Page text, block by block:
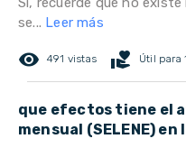
se... Leer más
remove_red_eye 491 vistas volunteer_activism Útil para
que efectos tiene el
mensual (SELENE)